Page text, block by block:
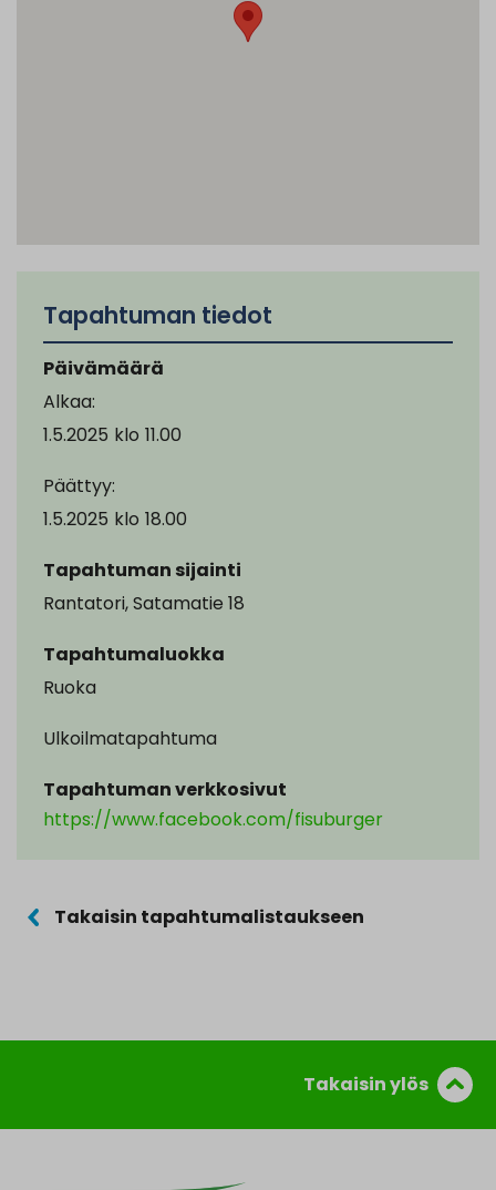
Tapahtuman tiedot
Päivämäärä
Alkaa:
1.5.2025 klo 11.00
Päättyy:
1.5.2025 klo 18.00
Tapahtuman sijainti
Rantatori, Satamatie 18
Tapahtumaluokka
Ruoka
Ulkoilmatapahtuma
Tapahtuman verkkosivut
https://www.facebook.com/fisuburger
Takaisin tapahtumalistaukseen
Takaisin ylös